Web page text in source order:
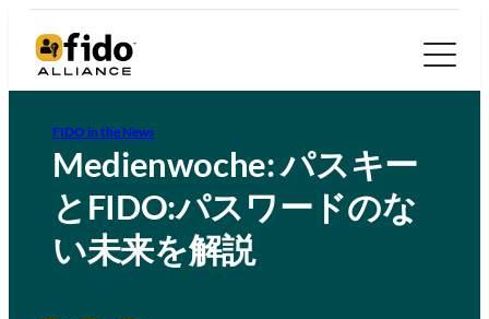
FIDO in the News
Medienwoche: パスキー
とFIDO:パスワードのな
い未来を解説